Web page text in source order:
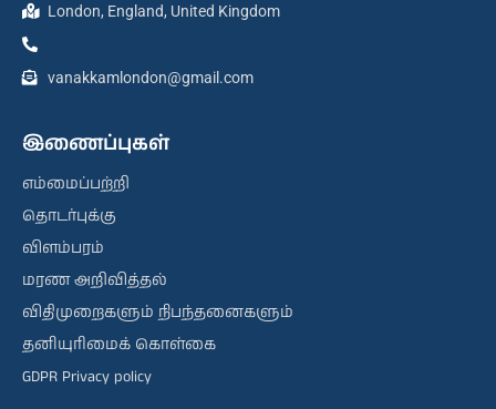
London, England, United Kingdom
vanakkamlondon@gmail.com
இணைப்புகள்
எம்மைப்பற்றி
தொடர்புக்கு
விளம்பரம்
மரண அறிவித்தல்
விதிமுறைகளும் நிபந்தனைகளும்
தனியுரிமைக் கொள்கை
GDPR Privacy policy